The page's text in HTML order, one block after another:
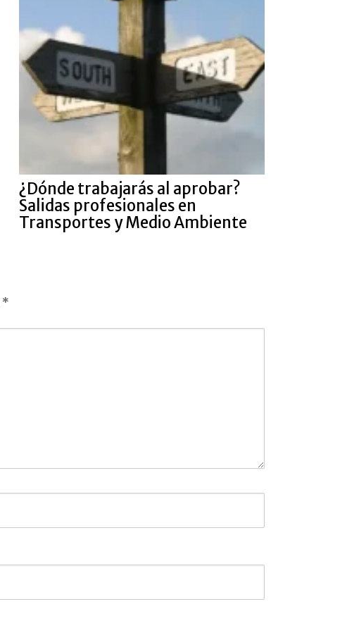
¿Dónde trabajarás al aprobar?
Salidas profesionales en
Transportes y Medio Ambiente
*